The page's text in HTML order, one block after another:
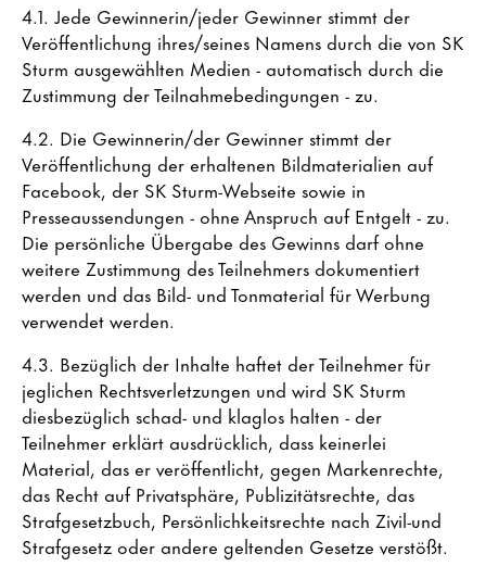
4.1. Jede Gewinnerin/jeder Gewinner stimmt der
Veröffentlichung ihres/seines Namens durch die von SK
Sturm ausgewählten Medien - automatisch durch die
Zustimmung der Teilnahmebedingungen - zu.
4.2. Die Gewinnerin/der Gewinner stimmt der
Veröffentlichung der erhaltenen Bildmaterialien auf
Facebook, der SK Sturm-Webseite sowie in
Presseaussendungen - ohne Anspruch auf Entgelt - zu.
Die persönliche Übergabe des Gewinns darf ohne
weitere Zustimmung des Teilnehmers dokumentiert
werden und das Bild- und Tonmaterial für Werbung
verwendet werden.
4.3. Bezüglich der Inhalte haftet der Teilnehmer für
jeglichen Rechtsverletzungen und wird SK Sturm
diesbezüglich schad- und klaglos halten - der
Teilnehmer erklärt ausdrücklich, dass keinerlei
Material, das er veröffentlicht, gegen Markenrechte,
das Recht auf Privatsphäre, Publizitätsrechte, das
Strafgesetzbuch, Persönlichkeitsrechte nach Zivil-und
Strafgesetz oder andere geltenden Gesetze verstößt.